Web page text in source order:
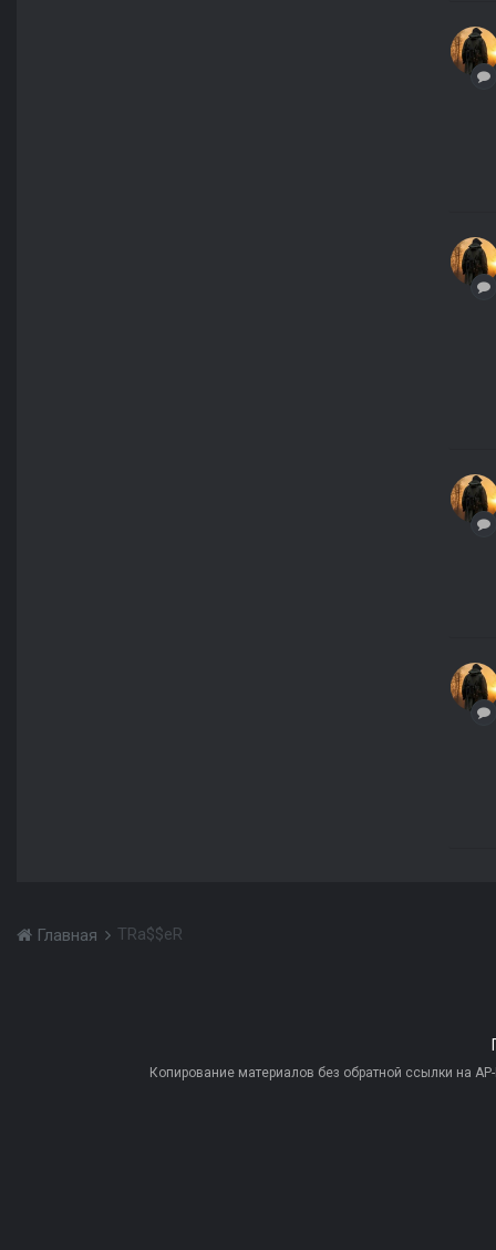
Главная TRa$$eR
Копирование материалов без обратной ссылки на